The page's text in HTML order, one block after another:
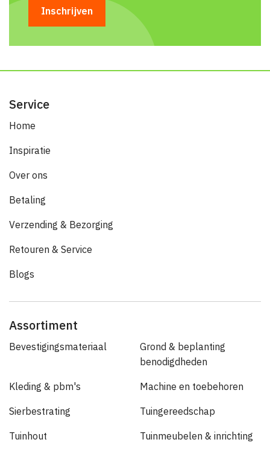
Service
Home
Inspiratie
Over ons
Betaling
Verzending & Bezorging
Retouren & Service
Blogs
Assortiment
Bevestigingsmateriaal
Grond & beplanting
benodigdheden
Kleding & pbm's Machine en toebehoren
Sierbestrating Tuingereedschap
Tuinhout Tuinmeubelen & inrichting